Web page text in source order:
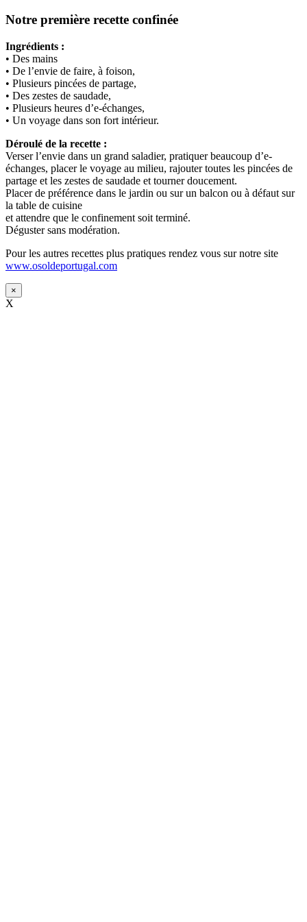
Notre première recette confinée
Ingrédients :
• Des mains
• De l’envie de faire, à foison,
• Plusieurs pincées de partage,
• Des zestes de saudade,
• Plusieurs heures d’e-échanges,
• Un voyage dans son fort intérieur.
Déroulé de la recette :
Verser l’envie dans un grand saladier, pratiquer beaucoup d’e-
échanges, placer le voyage au milieu, rajouter toutes les pincées de
partage et les zestes de saudade et tourner doucement.
Placer de préférence dans le jardin ou sur un balcon ou à défaut sur
la table de cuisine
et attendre que le confinement soit terminé.
Déguster sans modération.
Pour les autres recettes plus pratiques rendez vous sur notre site
www.osoldeportugal.com
×
X